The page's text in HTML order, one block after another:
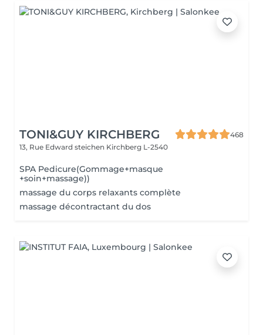
TONI&GUY KIRCHBERG
468
13, Rue Edward steichen Kirchberg L-2540
SPA Pedicure(Gommage+masque
+soin+massage))
massage du corps relaxants complète
massage décontractant du dos